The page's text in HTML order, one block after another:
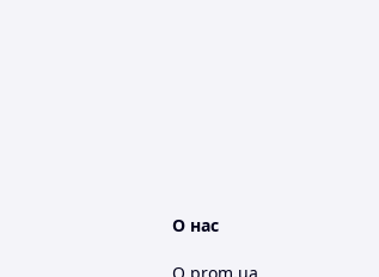
О нас